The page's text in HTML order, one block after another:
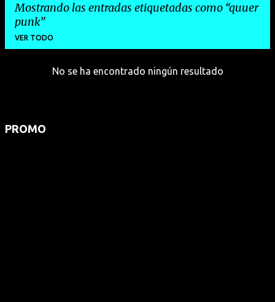
Mostrando las entradas etiquetadas como quuer
punk
VER TODO
r
No se ha encontrado ningún resultado
PROMO